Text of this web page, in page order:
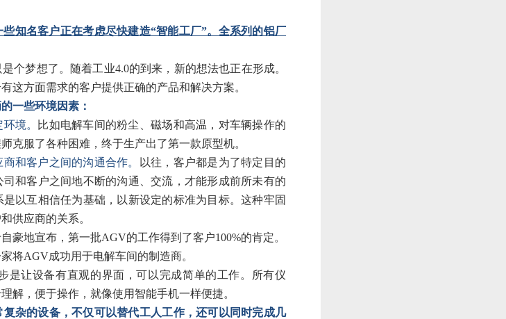
知名客户正在考虑尽快建造“智能工厂”。全系列的铝厂
个梦想了。随着工业4.0的到来，新的想法也正在形成。
这方面需求的客户提供正确的产品和解决方案。
一些环境因素：
境。 比如电解车间的粉尘、磁场和高温，对车辆操作的
克服了各种困难，终于生产出了第一款原型机。
和客户之间的沟通合作。
以往，客户都是为了特定目的
和客户之间地不断的沟通、交流，才能形成前所未有的
以互相信任为基础，以新设定的标准为目标。这种牢固
供应商的关系。
豪地宣布，第一批AGV的工作得到了客户100%的肯定。
将AGV成功用于电解车间的制造商。
是让设备有直观的界面，可以完成简单的工作。所有仪
解，便于操作，就像使用智能手机一样便捷。
杂的设备，不仅可以替代工人工作，还可以同时完成几